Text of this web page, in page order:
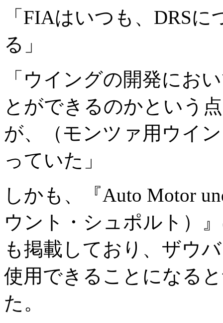
「FIAはいつも、DRS
る」
「ウイングの開発にお
とができるのかという
が、（モンツァ用ウイ
っていた」
しかも、『Auto Motor
ウント・シュポルト）
も掲載しており、ザウ
使用できることになる
た。